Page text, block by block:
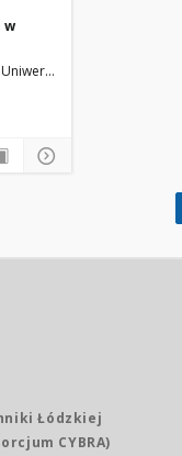
w
Uniwersytet Medyczny w Łodzi
Łódzkiej
CYBRA)